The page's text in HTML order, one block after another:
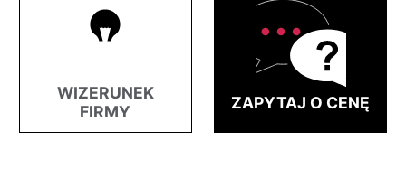
WIZERUNEK
FIRMY
ZAPYTAJ O CENĘ